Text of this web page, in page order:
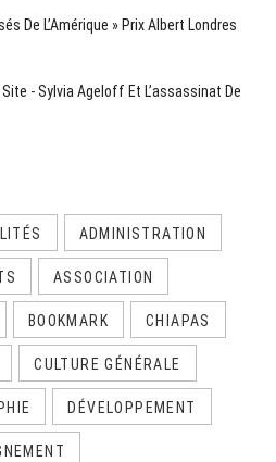
De L’Amérique » Prix Albert Londres
- Sylvia Ageloff Et L’assassinat De
ADMINISTRATION
ASSOCIATION
BOOKMARK CHIAPAS
CULTURE GÉNÉRALE
DÉVELOPPEMENT